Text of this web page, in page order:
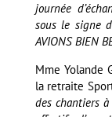
journée
sous le signe
AVIONS BIEN
Mme Yolande
la retraite
des chantiers